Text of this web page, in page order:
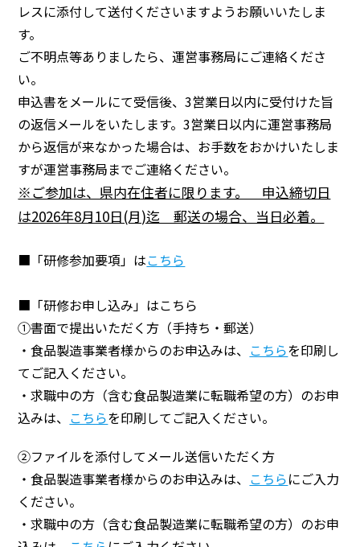
レスに添付して送付くださいますようお願いいたしま
す。
ご不明点等ありましたら、運営事務局にご連絡くださ
い。
申込書をメールにて受信後、3営業日以内に受付けた旨
の返信メールをいたします。3営業日以内に運営事務局
から返信が来なかった場合は、お手数をおかけいたしま
すが運営事務局までご連絡ください。
※ご参加は、県内在住者に限ります。 申込締切日
は2026年8月10日(月)迄 郵送の場合、当日必着。
■「研修参加要項」はこちら
■「研修お申し込み」はこちら
①書面で提出いただく方（手持ち・郵送）
・食品製造事業者様からのお申込みは、 こちらを印刷し
てご記入ください。
・求職中の方（含む食品製造業に転職希望の方）のお申
込みは、 こちらを印刷してご記入ください。
②ファイルを添付してメール送信いただく方
・食品製造事業者様からのお申込みは、 こちらにご入力
ください。
・求職中の方（含む食品製造業に転職希望の方）のお申